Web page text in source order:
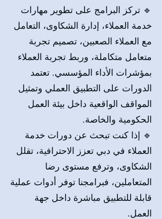
🔹 تركز البرامج على تطوير مهارات
خدمة العملاء، إدارة الشكاوى، التعامل
مع العملاء الصعبين، تصميم تجربة
متعامل متكاملة، وربط تجربة العملاء
بمؤشرات الأداء المؤسسي. تعتمد
الدورات على التطبيق العملي وتمثيل
المواقف الواقعية داخل بيئة العمل
الحكومية والخاصة.
🔹 إذا كنت تبحث عن دورات خدمة
العملاء في دبي تعزز الاحترافية، تقلل
الشكاوى، وترفع مستوى رضا
المتعاملين، فبرامجنا توفر أدوات عملية
قابلة للتطبيق مباشرة داخل جهة
العمل.